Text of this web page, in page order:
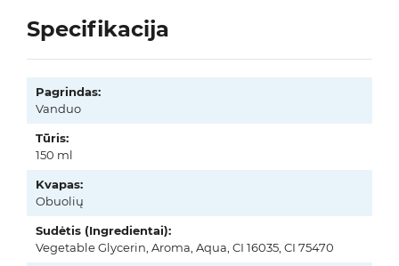
Specifikacija
Pagrindas:
Vanduo
Tūris:
150 ml
Kvapas:
Obuolių
Sudėtis (Ingredientai):
Vegetable Glycerin, Aroma, Aqua, CI 16035, CI 75470